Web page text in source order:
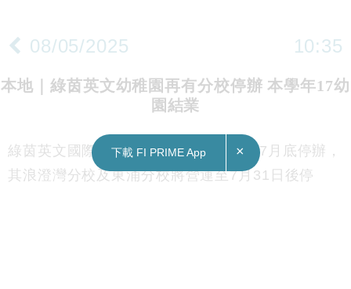
08/05/2025 10:35
本地｜綠茵英文幼稚園再有分校停辦 本學年17幼
園結業
綠茵英文國際幼稚園繼馬鞍山分校去年7月底停辦，
其浪澄灣分校及東涌分校將營運至7月31日後停
下載 FI PRIME App ×